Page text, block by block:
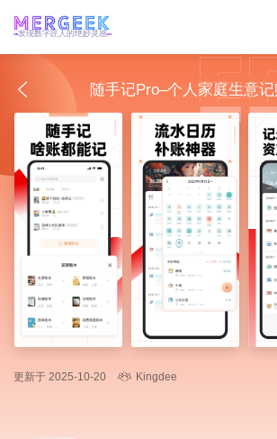
发现数字匠人的绝妙灵感
随手记Pro–个人家庭生意记
更新于 2025-10-20 Kingdee